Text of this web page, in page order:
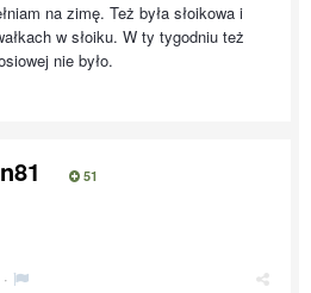
na zimę. Też była słoikowa i
w słoiku. W ty tygodniu też
nie było.
51
·